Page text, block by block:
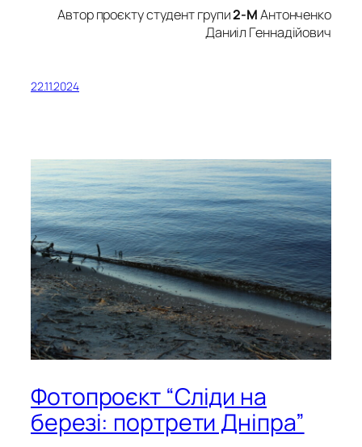
Автор проєкту студент групи2-МАнтонченко
Даниіл Геннадійович
22.11.2024
Фотопроєкт “Сліди на
березі: портрети Дніпра”